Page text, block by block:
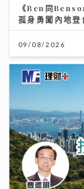
《Ben同
孤身勇闖內地
09/08/2026